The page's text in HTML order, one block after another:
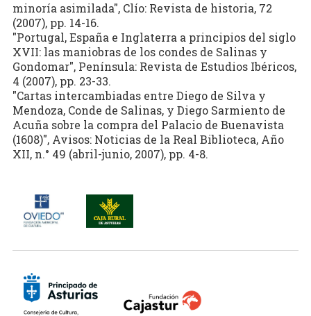
minoría asimilada", Clío: Revista de historia, 72
(2007), pp. 14-16.
"Portugal, España e Inglaterra a principios del siglo
XVII: las maniobras de los condes de Salinas y
Gondomar", Península: Revista de Estudios Ibéricos,
4 (2007), pp. 23-33.
"Cartas intercambiadas entre Diego de Silva y
Mendoza, Conde de Salinas, y Diego Sarmiento de
Acuña sobre la compra del Palacio de Buenavista
(1608)", Avisos: Noticias de la Real Biblioteca, Año
XII, n.° 49 (abril-junio, 2007), pp. 4-8.